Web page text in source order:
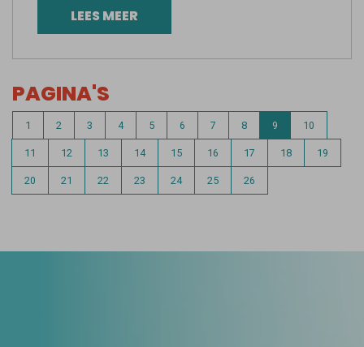
LEES MEER
PAGINA'S
1 2 3 4 5 6 7 8 9 10
11 12 13 14 15 16 17 18 19
20 21 22 23 24 25 26